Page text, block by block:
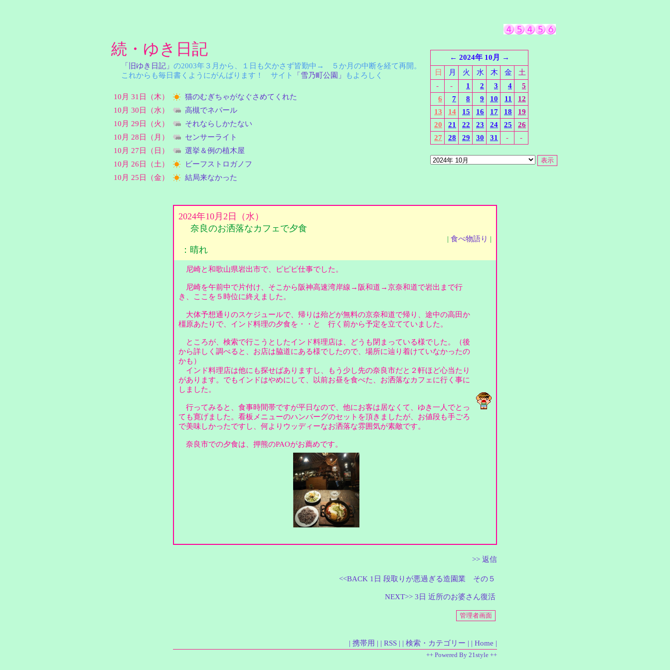
続・ゆき日記
「旧ゆき日記」 の2003年３月から、１日も欠かさず皆勤中→ ５か月の中断を経て再開。
これからも毎日書くようにがんばります！ サイト
「雪乃町公園」 もよろしく
10月 31日（木）
猫のむぎちゃがなぐさめてくれた
10月 30日（水）
高槻でネパール
10月 29日（火）
それならしかたない
10月 28日（月）
センサーライト
10月 27日（日）
選挙＆例の植木屋
10月 26日（土）
ビーフストロガノフ
10月 25日（金）
結局来なかった
← 2024年 10月
→
日
月 火 水 木 金
土
-
- 1 2 3 4
5
6
7 8 9 10 11
12
13
14 15 16 17 18
19
20
21 22 23 24 25
26
27
28 29 30 31 - -
2024年10月2日（水）
奈良のお洒落なカフェで夕食
| 食べ物語り |
：晴れ
尼崎と和歌山県岩出市で、ピピピ仕事でした。
尼崎を午前中で片付け、そこから阪神高速湾岸線→阪和道→京奈和道で岩出まで行
き、ここを５時位に終えました。
大体予想通りのスケジュールで、帰りは殆どが無料の京奈和道で帰り、途中の高田か
橿原あたりで、インド料理の夕食を・・と 行く前から予定を立てていました。
ところが、検索で行こうとしたインド料理店は、どうも閉まっている様でした。（後
から詳しく調べると、お店は脇道にある様でしたので、場所に辿り着けていなかったの
かも）
インド料理店は他にも探せばありますし、もう少し先の奈良市だと２軒ほど心当たり
があります。でもインドはやめにして、以前お昼を食べた、お洒落なカフェに行く事に
しました。
行ってみると、食事時間帯ですが平日なので、他にお客は居なくて、ゆき一人でとっ
ても寛げました。看板メニューのハンバーグのセットを頂きましたが、お値段も手ごろ
で美味しかったですし、何よりウッディーなお洒落な雰囲気が素敵です。
奈良市での夕食は、押熊のPAOがお薦めです。
>> 返信
<<BACK 1日 段取りが悪過ぎる造園業 その５
NEXT>> 3日 近所のお婆さん復活
| 携帯用 | | RSS | | 検索・カテゴリー | | Home |
++ Powered By 21style ++